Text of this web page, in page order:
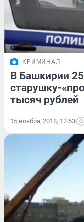
КРИМИНАЛ
В Башкирии
старушку-
тысяч рублей
15 ноября, 2018, 12:53